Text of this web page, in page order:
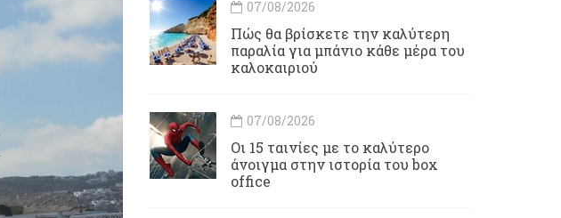
07/08/2026
Πώς θα βρίσκετε την καλύτερη
παραλία για μπάνιο κάθε μέρα του
καλοκαιριού
07/08/2026
Οι 15 ταινίες με το καλύτερο
άνοιγμα στην ιστορία του box
office